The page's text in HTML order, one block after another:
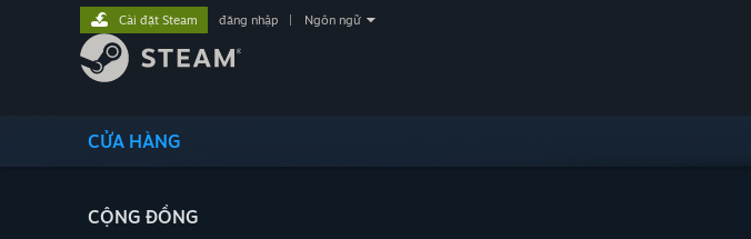
CỬA HÀNG
CỘNG ĐỒNG
Cài đặt Steam đăng nhập Ngôn ngữ